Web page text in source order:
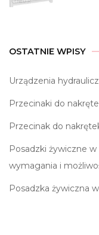
OSTATNIE WPISY
Urządzenia
Przecinaki do
Przecinak do
Posadzki żywiczne w
wymagania i
Posadzka żywiczna